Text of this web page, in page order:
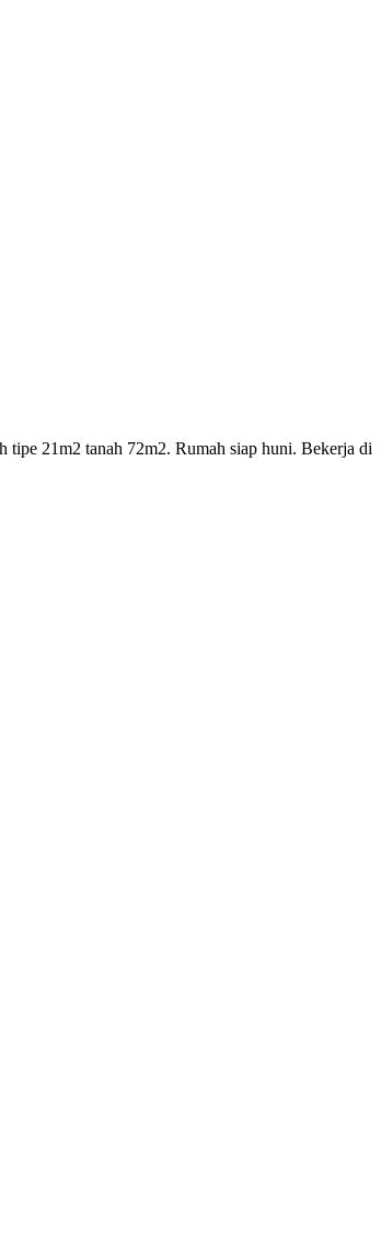
21m2 tanah 72m2. Rumah siap huni. Bekerja di